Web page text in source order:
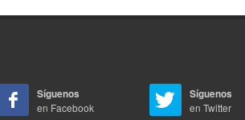
Síguenos
en Facebook
Síguenos
en Twitter